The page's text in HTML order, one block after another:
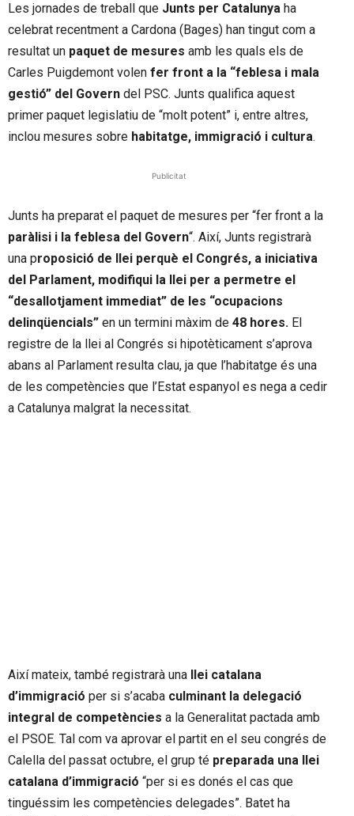
Les jornades de treball que Junts per Catalunya ha
celebrat recentment a Cardona (Bages) han tingut com a
resultat un paquet de mesures amb les quals els de
Carles Puigdemont volen fer front a la “feblesa i mala
gestió” del Govern del PSC. Junts qualifica aquest
primer paquet legislatiu de “molt potent” i, entre altres,
inclou mesures sobre habitatge, immigració i cultura.
Publicitat
Junts ha preparat el paquet de mesures per “fer front a la
paràlisi i la feblesa del Govern“. Així, Junts registrarà
una proposició de llei perquè el Congrés, a iniciativa
del Parlament, modifiqui la llei per a permetre el
“desallotjament immediat” de les “ocupacions
delinqüencials” en un termini màxim de 48 hores. El
registre de la llei al Congrés si hipotèticament s’aprova
abans al Parlament resulta clau, ja que l’habitatge és una
de les competències que l’Estat espanyol es nega a cedir
a Catalunya malgrat la necessitat.
Així mateix, també registrarà una llei catalana
d’immigració per si s’acaba culminant la delegació
integral de competències a la Generalitat pactada amb
el PSOE. Tal com va aprovar el partit en el seu congrés de
Calella del passat octubre, el grup té preparada una llei
catalana d’immigració “per si es donés el cas que
tinguéssim les competències delegades”. Batet ha